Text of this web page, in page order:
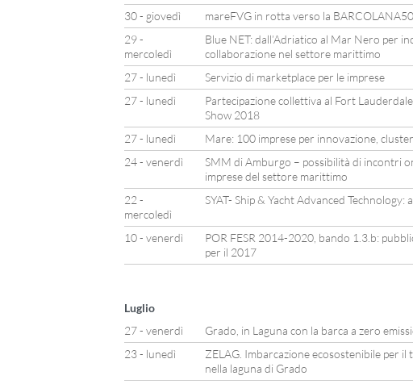
30 - giovedì
mareFVG in rotta verso la BARCOLANA50
29 -
mercoledì
Blue NET: dall’Adriatico al Mar Nero per
collaborazione nel settore marittimo
27 - lunedì
Servizio di marketplace per le imprese
27 - lunedì
Partecipazione collettiva al Fort
Show 2018
27 - lunedì
Mare: 100 imprese per innovazione,
24 - venerdì
SMM di Amburgo – possibilità di incontri
imprese del settore marittimo
22 -
mercoledì
SYAT- Ship & Yacht Advanced Technology:
10 - venerdì
POR FESR 2014-2020, bando 1.3.b:
per il 2017
Luglio
27 - venerdì
Grado, in Laguna con la barca a zero
23 - lunedì
ZELAG. Imbarcazione ecosostenibile per
nella laguna di Grado